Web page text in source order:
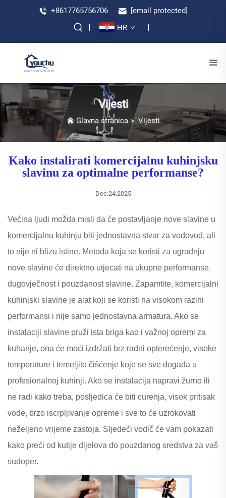
+8617765756706
[email protected]
HR
Vijesti
Glavna stranica> Vijesti
Kako instalirati komercijalnu kuhinjsku
slavinu za optimalne performanse?
Dec.24.2025
Većina ljudi možda misli da će postavljanje nove slavine u
komercijalnu kuhinju biti jednostavna stvar za vodovod, ali
to nije ni blizu istine. Metoda koja se koristi za ugradnju
nove slavine će direktno utjecati na ukupne performanse,
dugovječnost i pouzdanost slavine. Zapamtite, komercijalni
kuhinjski slavine je alat koji se koristi na visokom razini
performansi i nije samo jednostavna armatura. Ako se
instalaciji slavine pruži ista briga kao i važnoj opremi za
kuhanje, ona će moći izdržati brz radni opterećenje, visoke
temperature i temeljito čišćenje koje se sve događa u
profesionalnoj kuhinji. Ako se instalacija napravi žurno ili
ne radi kako treba, posljedica će biti curenja, visok pritisak
vode, brzo iscrpljivanje opreme i sve to će uzrokovati
neželjeno vrijeme zastoja. Sljedeći vodič će vam pokazati
kako preći od kutije dijelova do pouzdanog sredstva za vaš
sudoper.